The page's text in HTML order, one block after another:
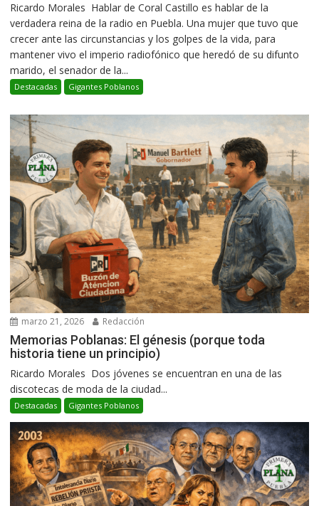
Ricardo Morales Hablar de Coral Castillo es hablar de la
verdadera reina de la radio en Puebla. Una mujer que tuvo que
crecer ante las circunstancias y los golpes de la vida, para
mantener vivo el imperio radiofónico que heredó de su difunto
marido, el senador de la...
Destacadas Gigantes Poblanos
marzo 21, 2026 Redacción
Memorias Poblanas: El génesis (porque toda
historia tiene un principio)
Ricardo Morales Dos jóvenes se encuentran en una de las
discotecas de moda de la ciudad...
Destacadas Gigantes Poblanos